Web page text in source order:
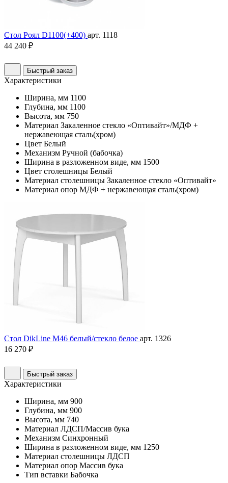
Стол Роял D1100(+400) арт. 1118
44 240 ₽
Быстрый заказ
Характеристики
Ширина, мм 1100
Глубина, мм 1100
Высота, мм 750
Материал Закаленное стекло «Оптивайт»/МДФ +
нержавеющая сталь(хром)
Цвет Белый
Механизм Ручной (бабочка)
Ширина в разложенном виде, мм 1500
Цвет столешницы Белый
Материал столешницы Закаленное стекло «Оптивайт»
Материал опор МДФ + нержавеющая сталь(хром)
Стол DikLine М46 белый/стекло белое арт. 1326
16 270 ₽
Быстрый заказ
Характеристики
Ширина, мм 900
Глубина, мм 900
Высота, мм 740
Материал ЛДСП/Массив бука
Механизм Синхронный
Ширина в разложенном виде, мм 1250
Материал столешницы ЛДСП
Материал опор Массив бука
Тип вставки Бабочка